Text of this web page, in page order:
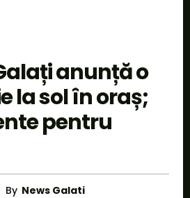
anunță o
la sol în oraș;
pentru
By News Galati